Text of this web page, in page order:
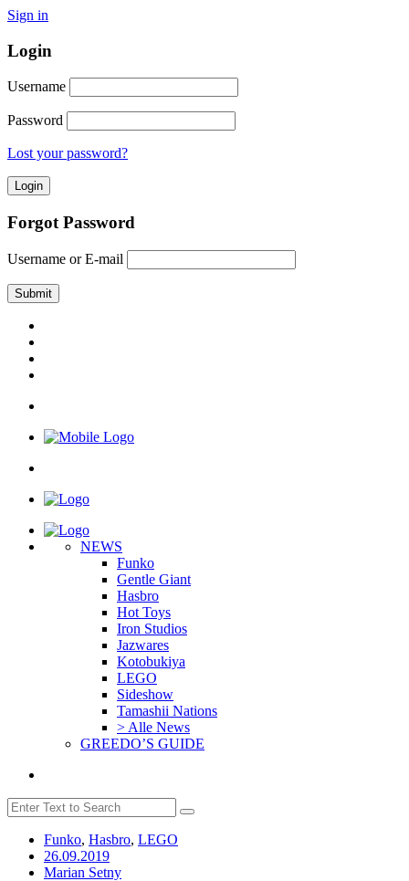
Sign in
Login
Username
Password
Lost your password?
Forgot Password
Username or E-mail
NEWS
Funko
Gentle Giant
Hasbro
Hot Toys
Iron Studios
Jazwares
Kotobukiya
LEGO
Sideshow
Tamashii Nations
> Alle News
GREEDO’S GUIDE
Funko, Hasbro, LEGO
26.09.2019
Marian Setny